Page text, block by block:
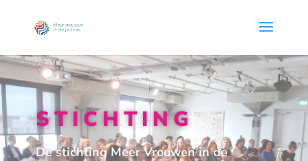
STICHTING
De stichting Meer Vrouwen in de